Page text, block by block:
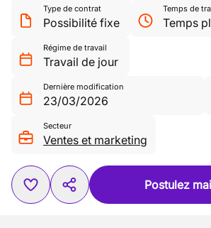
Type de contrat
Possibilité fixe
Temps de
Temps
Régime de travail
Travail de jour
Dernière modification
23/03/2026
Secteur
Ventes et marketing
Postulez